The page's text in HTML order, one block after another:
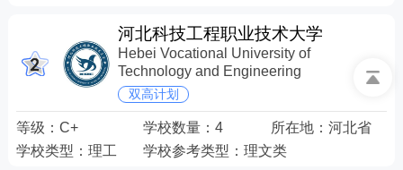
河北科技工程职业技术大学
Hebei Vocational University of
Technology and Engineering
双高计划
等级： C+ 学校数量：4 所在地： 河北省
学校类型： 理工 学校参考类型：理文类